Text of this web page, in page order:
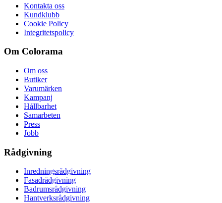
Kontakta oss
Kundklubb
Cookie Policy
Integritetspolicy
Om Colorama
Om oss
Butiker
Varumärken
Kampanj
Hållbarhet
Samarbeten
Press
Jobb
Rådgivning
Inredningsrådgivning
Fasadrådgivning
Badrumsrådgivning
Hantverksrådgivning